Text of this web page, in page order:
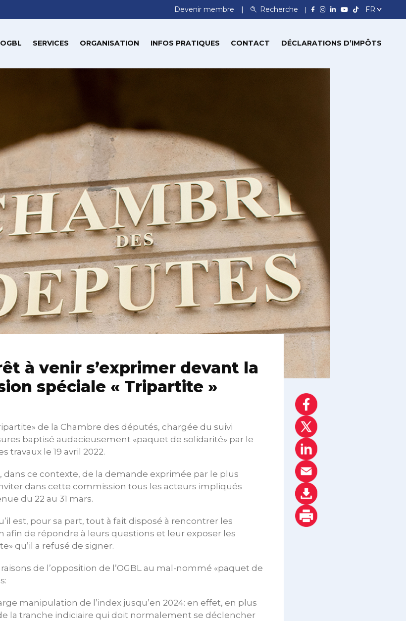
Devenir membre Recherche
SERVICES ORGANISATION INFOS PRATIQUES CONTACT DÉCLARATIONS D’IMPÔTS
à venir s’exprimer devant la
spéciale « Tripartite »
de la Chambre des députés, chargée du suivi
baptisé audacieusement «paquet de solidarité» par le
travaux le 19 avril 2022.
dans ce contexte, de la demande exprimée par le plus
dans cette commission tous les acteurs impliqués
du 22 au 31 mars.
est, pour sa part, tout à fait disposé à rencontrer les
afin de répondre à leurs questions et leur exposer les
qu’il a refusé de signer.
de l’opposition de l’OGBL au mal-nommé «paquet de
manipulation de l’index jusqu’en 2024: en effet, en plus
la tranche indiciaire qui doit normalement se déclencher